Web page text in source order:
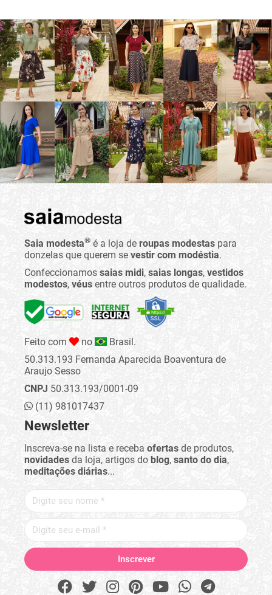
Saia modesta® é a loja de roupas modestas para
donzelas que querem se vestir com modéstia.
Confeccionamos saias midi, saias longas, vestidos
modestos, véus entre outros produtos de qualidade.
Feito com no
Brasil.
50.313.193 Fernanda Aparecida Boaventura de
Araujo Sesso
CNPJ50.313.193/0001-09
(11) 981017437
Newsletter
Inscreva-se na lista e receba ofertas de produtos,
novidades da loja, artigos do blog, santo do dia,
meditações diárias...